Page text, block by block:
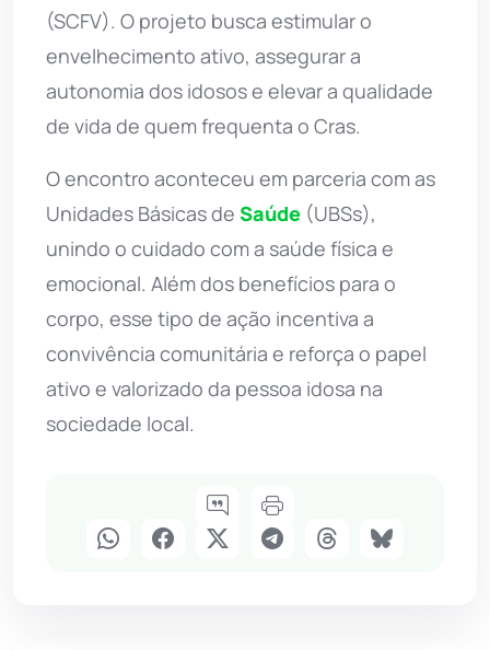
(SCFV). O projeto busca estimular o
envelhecimento ativo, assegurar a
autonomia dos idosos e elevar a qualidade
de vida de quem frequenta o Cras.
O encontro aconteceu em parceria com as
Unidades Básicas de Saúde (UBSs),
unindo o cuidado com a saúde física e
emocional. Além dos benefícios para o
corpo, esse tipo de ação incentiva a
convivência comunitária e reforça o papel
ativo e valorizado da pessoa idosa na
sociedade local.